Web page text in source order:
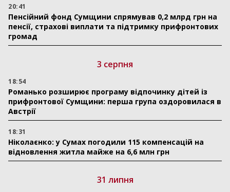
20:41
Пенсійний фонд Сумщини спрямував 0,2 млрд грн на
пенсії, страхові виплати та підтримку прифронтових
громад
3 серпня
18:54
Романько розширює програму відпочинку дітей із
прифронтової Сумщини: перша група оздоровилася в
Австрії
18:31
Ніколаєнко: у Сумах погодили 115 компенсацій на
відновлення житла майже на 6,6 млн грн
31 липня